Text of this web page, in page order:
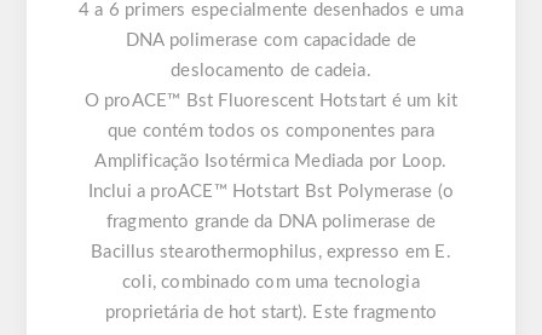
4 a 6 primers especialmente desenhados e uma
DNA polimerase com capacidade de
deslocamento de cadeia.
O proACE™ Bst Fluorescent Hotstart é um kit
que contém todos os componentes para
Amplificação Isotérmica Mediada por Loop.
Inclui a proACE™ Hotstart Bst Polymerase (o
fragmento grande da DNA polimerase de
Bacillus stearothermophilus, expresso em E.
coli, combinado com uma tecnologia
proprietária de hot start). Este fragmento